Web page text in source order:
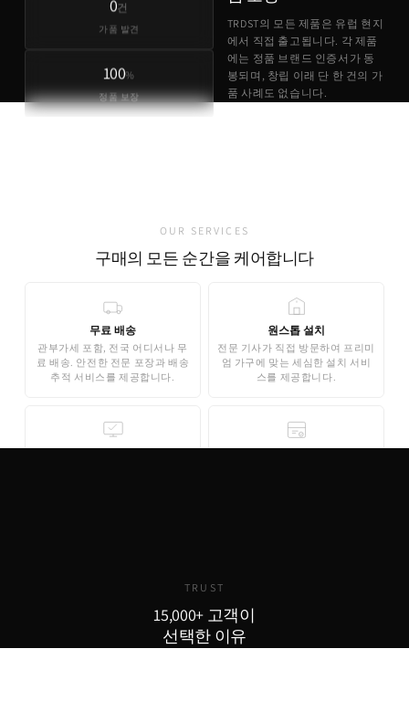
TRDST의 모든 제품은 유럽 현지
에서 직접 출고됩니다. 각 제품
에는 정품 브랜드 인증서가 동
봉되며, 창립 이래 단 한 건의 가
품 사례도 없습니다.
0건
가품 발견
100%
정품 보장
OUR SERVICES
구매의 모든 순간을 케어합니다
무료 배송
관부가세 포함, 전국 어디서나 무
료 배송. 안전한 전문 포장과 배송
추적 서비스를 제공합니다.
원스톱 설치
전문 기사가 직접 방문하여 프리미
엄 가구에 맞는 세심한 설치 서비
스를 제공합니다.
TRUST
15,000+ 고객이
선택한 이유